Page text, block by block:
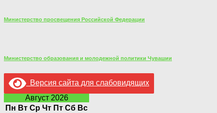
Министерство просвещения Российской Федерации
Министерство образования и молодежной политики Чувашии
Версия сайта для слабовидящих
Август 2026
Пн Вт Ср Чт Пт Сб Вс